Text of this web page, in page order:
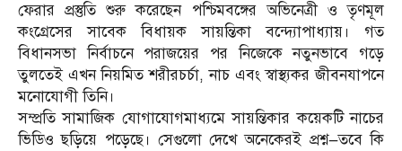
ফেরার প্রস্তুতি শুরু করেছেন পশ্চিমবঙ্গের অভিনেত্রী ও তৃণমূল
কংগ্রেসের সাবেক বিধায়ক সায়ন্তিকা বন্দ্যোপাধ্যায়। গত
বিধানসভা নির্বাচনে পরাজয়ের পর নিজেকে নতুনভাবে গড়ে
তুলতেই এখন নিয়মিত শরীরচর্চা, নাচ এবং স্বাস্থ্যকর জীবনযাপনে
মনোযোগী তিনি।
সম্প্রতি সামাজিক যোগাযোগমাধ্যমে সায়ন্তিকার কয়েকটি নাচের
ভিডিও ছড়িয়ে পড়েছে। সেগুলো দেখে অনেকেরই প্রশ্ন—তবে কি